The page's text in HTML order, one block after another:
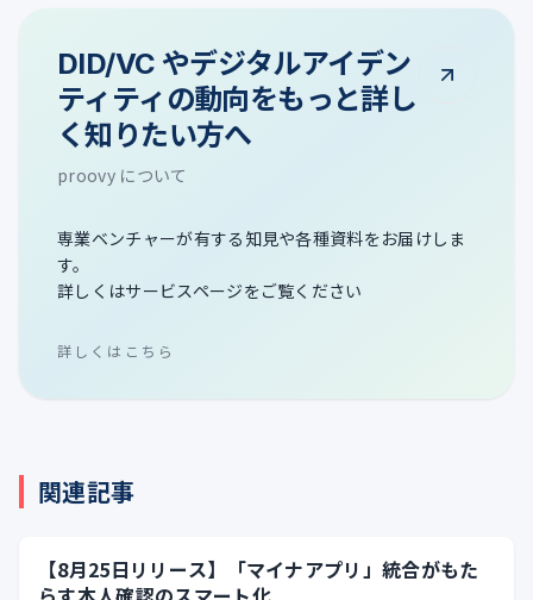
DID/VC やデジタルアイデン
ティティの動向をもっと詳し
く知りたい方へ
proovy について
専業ベンチャーが有する知見や各種資料をお届けしま
す。
詳しくはサービスページをご覧ください
詳しくはこちら
関連記事
【8月25日リリース】「マイナアプリ」統合がもた